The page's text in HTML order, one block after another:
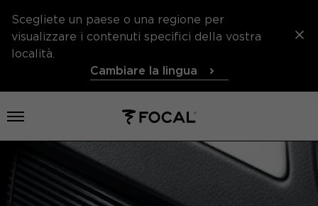
Scegliete un paese o una regione per
visualizzare i contenuti specifici della vostra
località.
Cambiare la lingua
Aprire il menu